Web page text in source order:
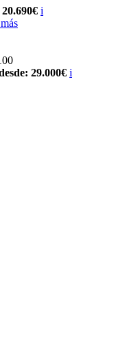
i
29.000€ i